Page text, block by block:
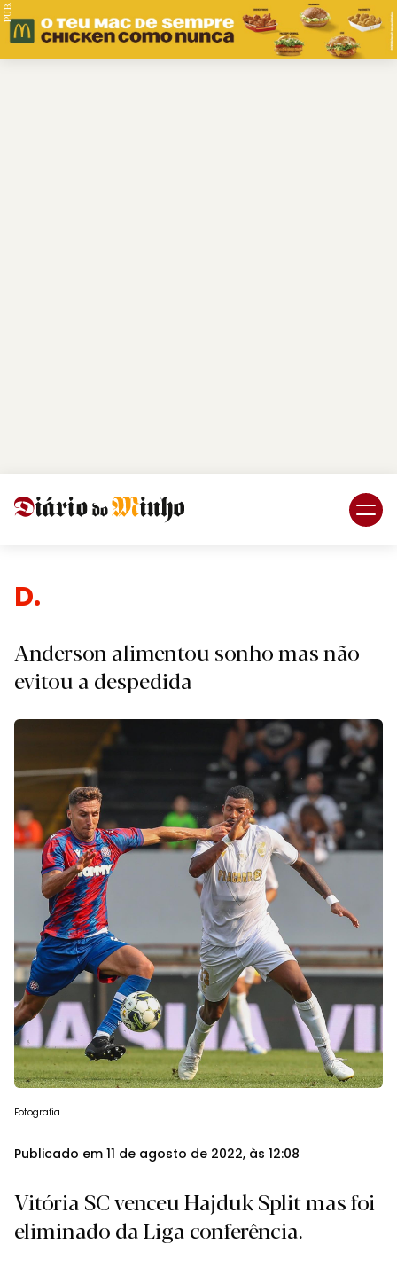
PUB.
Desp
Anderson alimentou sonho mas não
evitou a despedida
Fotografia
Publicado em 11 de agosto de 2022, às 12:08
Vitória SC venceu Hajduk Split mas foi
eliminado da Liga conferência.